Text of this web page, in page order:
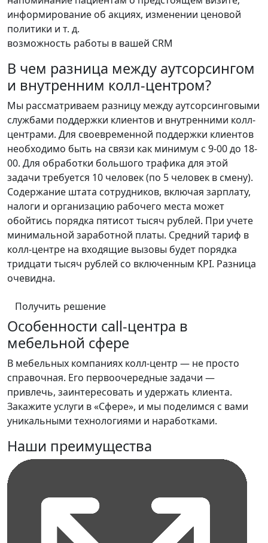
информирование об акциях, изменении ценовой
политики и т. д.
возможность работы в вашей CRM
В чем разница между аутсорсингом
и внутренним колл-центром?
Мы рассматриваем разницу между аутсорсинговыми
службами поддержки клиентов и внутренними колл-
центрами. Для своевременной поддержки клиентов
необходимо быть на связи как минимум с 9-00 до 18-
00. Для обработки большого трафика для этой
задачи требуется 10 человек (по 5 человек в смену).
Содержание штата сотрудников, включая зарплату,
налоги и организацию рабочего места может
обойтись порядка пятисот тысяч рублей. При учете
минимальной заработной платы. Средний тариф в
колл-центре на входящие вызовы будет порядка
тридцати тысяч рублей со включенным KPI. Разница
очевидна.
Получить решение
Особенности call-центра в
мебельной сфере
В мебельных компаниях колл-центр — не просто
справочная. Его первоочередные задачи —
привлечь, заинтересовать и удержать клиента.
Закажите услуги в «Сфере», и мы поделимся с вами
уникальными технологиями и наработками.
Наши преимущества